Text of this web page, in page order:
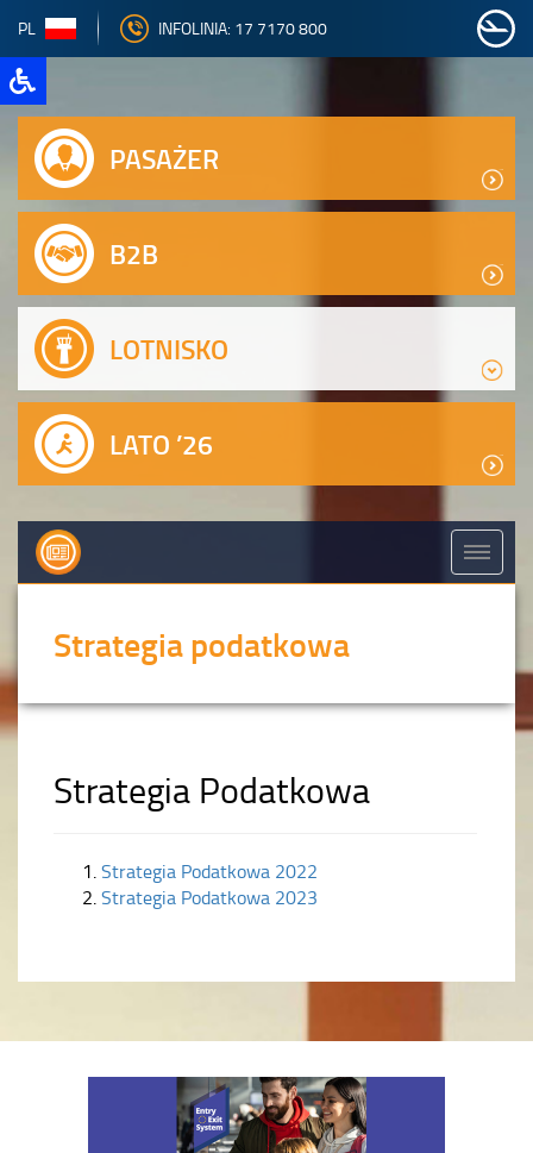
PL INFOLINIA: 17 7170 800
PASAŻER
B2B
LOTNISKO
LATO ’26
Strategia podatkowa
Strategia Podatkowa
Strategia Podatkowa 2022
Strategia Podatkowa 2023